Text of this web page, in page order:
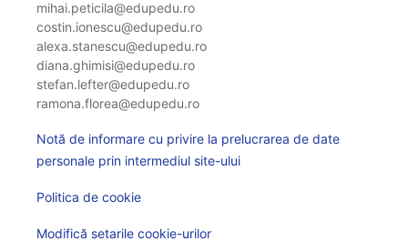
mihai.peticila@edupedu.ro
costin.ionescu@edupedu.ro
alexa.stanescu@edupedu.ro
diana.ghimisi@edupedu.ro
stefan.lefter@edupedu.ro
ramona.florea@edupedu.ro
Notă de informare cu privire la prelucrarea de date
personale prin intermediul site-ului
Politica de cookie
Modifică setarile cookie-urilor